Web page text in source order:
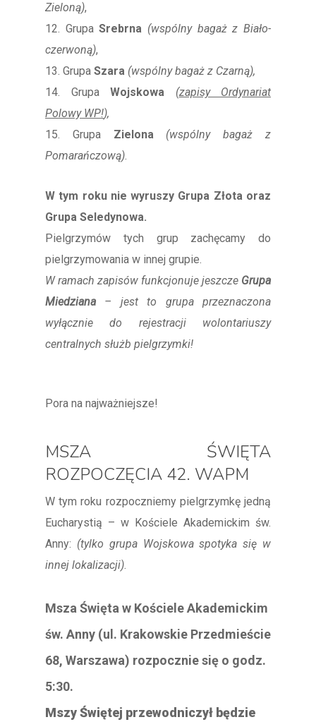
Zieloną),
12. GrupaSrebrna (wspólny bagaż z Biało-
czerwoną),
13. Grupa Szara (wspólny bagaż z Czarną),
14. Grupa Wojskowa (zapisy Ordynariat
Polowy WP!),
15. Grupa Zielona (wspólny bagaż z
Pomarańczową).
W tym roku nie wyruszy Grupa Złota oraz
Grupa Seledynowa.
Pielgrzymów tych grup zachęcamy do
pielgrzymowania w innej grupie.
W ramach zapisów funkcjonuje jeszcze Grupa
Miedziana – jest to grupa przeznaczona
wyłącznie do rejestracji wolontariuszy
centralnych służb pielgrzymki!
Pora na najważniejsze!
MSZA ŚWIĘTA
ROZPOCZĘCIA 42. WAPM
W tym roku rozpoczniemy pielgrzymkę jedną
Eucharystią – w Kościele Akademickim św.
Anny: (tylko grupa Wojskowa spotyka się w
innej lokalizacji).
Msza Święta w Kościele Akademickim
św. Anny (ul. Krakowskie Przedmieście
68, Warszawa) rozpocznie się o godz.
5:30.
Mszy Świętej przewodniczył będzie